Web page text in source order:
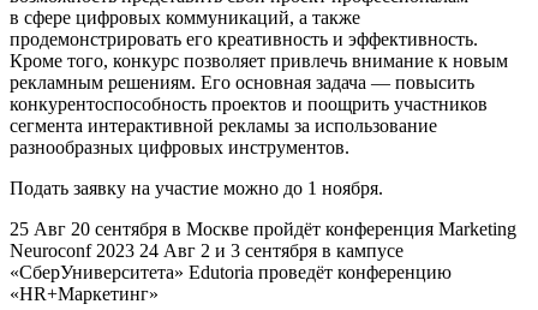
в сфере цифровых коммуникаций, а также
продемонстрировать его креативность и эффективность.
Кроме того, конкурс позволяет привлечь внимание к новым
рекламным решениям. Его основная задача — повысить
конкурентоспособность проектов и поощрить участников
сегмента интерактивной рекламы за использование
разнообразных цифровых инструментов.
Подать заявку на участие можно до 1 ноября.
25 Авг 20 сентября в Москве пройдёт конференция Marketing
Neuroconf 2023 24 Авг 2 и 3 сентября в кампусе
«СберУниверситета» Edutoria проведёт конференцию
«HR+Маркетинг»